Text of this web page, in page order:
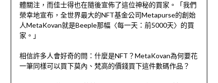
體關注，而佳士得也在隨後宣佈了這位神秘的買家。「我們
榮幸地宣布，全世界最大的NFT基金公司Metapurse的創始
人MetaKovan就是Beeple那幅〈每一天：前5000天〉的買
家。」
相信許多人會好奇的問：什麼是NFT？MetaKovan為何要花
一筆同樣可以買下莫內、梵高的價錢買下這件數碼作品？